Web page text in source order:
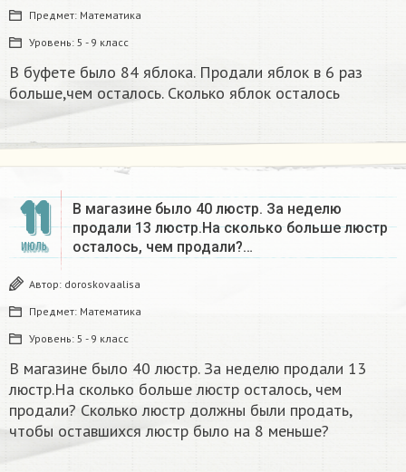
Предмет: Математика
Уровень: 5 - 9 класс
В буфете было 84 яблока. Продали яблок в 6 раз
больше,чем осталось. Сколько яблок осталось
11
ИЮЛЬ
В магазине было 40 люстр. За неделю
продали 13 люстр.На сколько больше люстр
осталось, чем продали?…
Автор: doroskovaalisa
Предмет: Математика
Уровень: 5 - 9 класс
В магазине было 40 люстр. За неделю продали 13
люстр.На сколько больше люстр осталось, чем
продали? Сколько люстр должны были продать,
чтобы оставшихся люстр было на 8 меньше?​